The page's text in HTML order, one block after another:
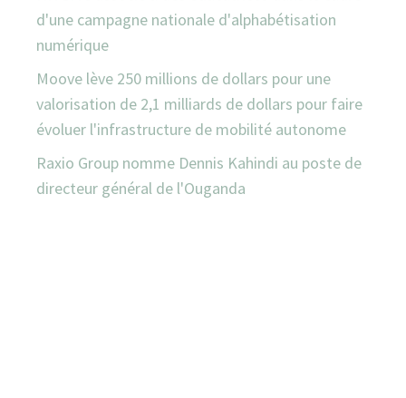
d'une campagne nationale d'alphabétisation
numérique
Moove lève 250 millions de dollars pour une
valorisation de 2,1 milliards de dollars pour faire
évoluer l'infrastructure de mobilité autonome
Raxio Group nomme Dennis Kahindi au poste de
directeur général de l'Ouganda